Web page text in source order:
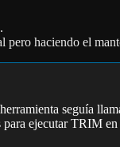
haciendo el
seguía
ejecutar TRIM